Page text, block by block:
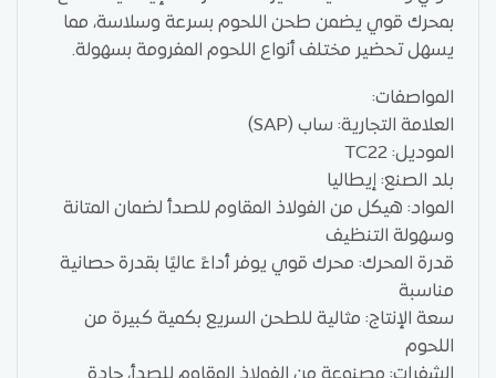
بمحرك قوي يضمن طحن اللحوم بسرعة وسلاسة، مما
يسهل تحضير مختلف أنواع اللحوم المفرومة بسهولة.
المواصفات:
العلامة التجارية: ساب (SAP)
الموديل: TC22
بلد الصنع: إيطاليا
المواد: هيكل من الفولاذ المقاوم للصدأ لضمان المتانة
وسهولة التنظيف
قدرة المحرك: محرك قوي يوفر أداءً عاليًا بقدرة حصانية
مناسبة
سعة الإنتاج: مثالية للطحن السريع بكمية كبيرة من
اللحوم